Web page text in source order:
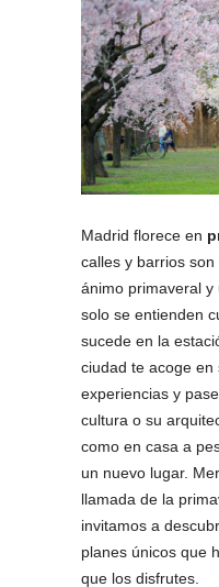
Madrid florece en
calles y barrios
ánimo primaveral
solo se entienden
sucede en la
ciudad te acoge
experiencias y
cultura o su
como en casa a
un nuevo lugar.
llamada de la
invitamos a
planes únicos que
que los disfrutes.